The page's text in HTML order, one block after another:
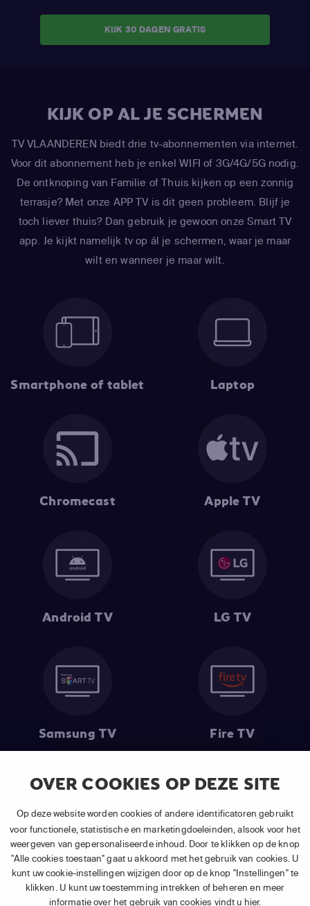
OVER COOKIES OP DEZE SITE
Op deze website worden cookies of andere identificatoren gebruikt
voor functionele, statistische en marketingdoeleinden, alsook voor het
weergeven van gepersonaliseerde inhoud. Door te klikken op de knop
"Alle cookies toestaan" gaat u akkoord met het gebruik van cookies. U
kunt uw cookie-instellingen wijzigen door op de knop "Instellingen" te
klikken. U kunt uw toestemming intrekken of beheren en meer
informatie over het gebruik van cookies vindt u hier.
KIJK 30 DAGEN GRATIS
KIJK OP AL JE SCHERMEN
TV VLAANDEREN biedt drie tv-abonnementen via internet.
Voor dit abonnement heb je enkel WIFI of 3G/4G/5G nodig.
De ontknoping van Familie of Thuis kijken op een zonnig
terrasje? Met onze APP TV is dit geen probleem. Blijf je
toch liever thuis? Dan gebruik je gewoon onze Smart TV
app. Je kijkt namelijk tv op ál je schermen, waar je maar
wilt en wanneer je maar wilt.
Smartphone of tablet Laptop
Chromecast Apple TV
Android TV LG TV
Samsung TV Fire TV
(1) De eerste 30 dagen gratis: Geldig op alle nieuwe abonnementen
van APP TV Light, Basic of Plus.
(2) Prijs abonnement : Incl. BTW.
(3) Restart & Replayis beschikbaar voorvolgende zendersafhankelijk
van je gekozen pakket.